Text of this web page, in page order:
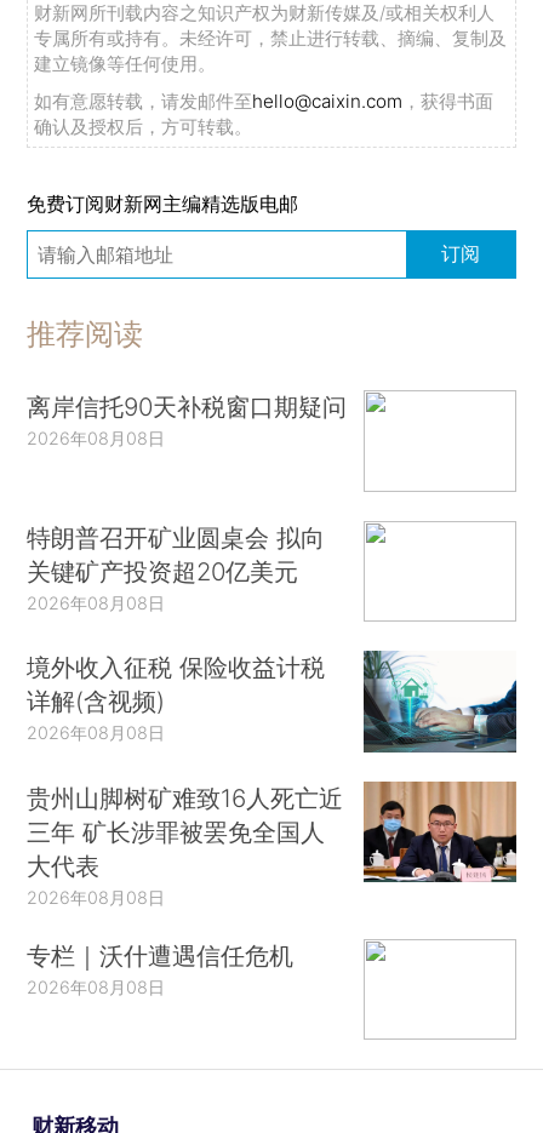
财新网所刊载内容之知识产权为财新传媒及/或相关权利人
专属所有或持有。未经许可，禁止进行转载、摘编、复制及
建立镜像等任何使用。
如有意愿转载，请发邮件至hello@caixin.com ，获得书面
确认及授权后，方可转载。
免费订阅财新网主编精选版电邮
订阅
推荐阅读
离岸信托90天补税窗口期疑问
2026年08月08日
特朗普召开矿业圆桌会 拟向
关键矿产投资超20亿美元
2026年08月08日
境外收入征税 保险收益计税
详解(含视频)
2026年08月08日
贵州山脚树矿难致16人死亡近
三年 矿长涉罪被罢免全国人
大代表
2026年08月08日
专栏｜沃什遭遇信任危机
2026年08月08日
财新移动